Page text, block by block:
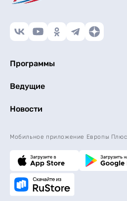
Программы
Ведущие
Новости
Мобильное приложение Европы